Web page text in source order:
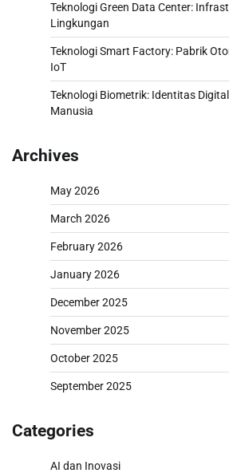
Teknologi Green Data Center:
Lingkungan
Teknologi Smart Factory: Pabrik
IoT
Teknologi Biometrik: Identitas
Manusia
Archives
May 2026
March 2026
February 2026
January 2026
December 2025
November 2025
October 2025
September 2025
Categories
AI dan Inovasi